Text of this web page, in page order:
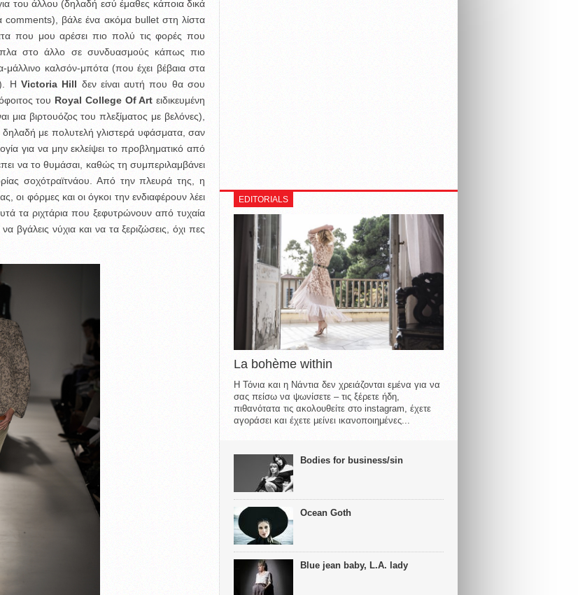
του άλλου (δηλαδή εσύ έμαθες κάποια δικά
βάλε ένα ακόμα bullet στη λίστα
που μου αρέσει πιο πολύ τις φορές που
στο άλλο σε συνδυασμούς κάπως πιο
καλσόν-μπότα (που έχει βέβαια στα
HVictoria Hill δεν είναι αυτή που θα σου
του Royal College Of Art ειδικευμένη
μια βιρτουόζος του πλεξίματος με βελόνες),
με πολυτελή γλιστερά υφάσματα, σαν
για να μην εκλείψει το προβληματικό από
να το θυμάσαι, καθώς τη συμπεριλαμβάνει
σοχότραϊτνάου. Από την πλευρά της, η
οι φόρμες και οι όγκοι την ενδιαφέρουν λέει
τα ριχτάρια που ξεφυτρώνουν από τυχαία
βγάλεις νύχια και να τα ξεριζώσεις, όχι πες
EDITORIALS
La bohème within
Η Τόνια και η Νάντια δεν χρειάζονται εμένα για να
σας πείσω να ψωνίσετε – τις ξέρετε ήδη,
πιθανότατα τις ακολουθείτε στο instagram, έχετε
αγοράσει και έχετε μείνει ικανοποιημένες...
Bodies for business/sin
Ocean Goth
Blue jean baby, L.A. lady